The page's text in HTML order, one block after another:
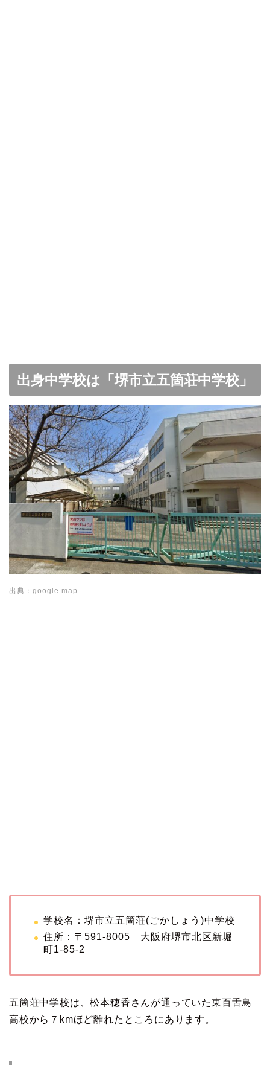
出身中学校は「堺市立五箇荘中学校」
出典：google map
学校名：堺市立五箇荘(ごかしょう)中学校
住所：〒591-8005 大阪府堺市北区新堀
町1-85-2
五箇荘中学校は、松本穂香さんが通っていた東百舌鳥
高校から７kmほど離れたところにあります。